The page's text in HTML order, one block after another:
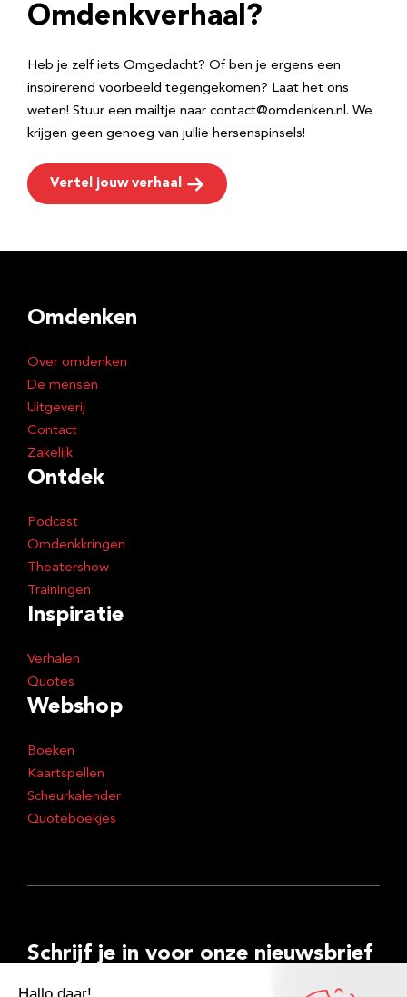
e
Omdenkverhaal?
Heb je zelf iets Omgedacht? Of ben je ergens een
inspirerend voorbeeld tegengekomen? Laat het ons
weten! Stuur een mailtje naar contact@omdenken.nl. We
krijgen geen genoeg van jullie hersenspinsels!
Vertel jouw verhaal
Omdenken
Over omdenken
De mensen
Uitgeverij
Contact
Zakelijk
Ontdek
Podcast
Omdenkkringen
Theatershow
Trainingen
Inspiratie
Verhalen
Quotes
Webshop
Boeken
Kaartspellen
Scheurkalender
Quoteboekjes
Schrijf je in voor onze nieuwsbrief